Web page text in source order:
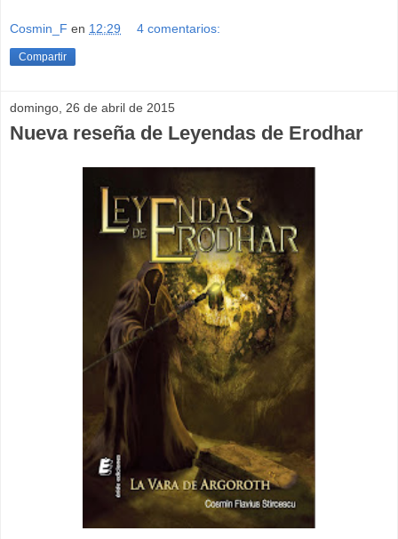
Cosmin_F en 12:29 4 comentarios:
Compartir
domingo, 26 de abril de 2015
Nueva reseña de Leyendas de Erodhar